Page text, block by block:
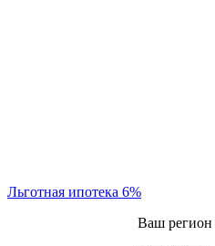
Льготная ипотека 6%
Ваш регион